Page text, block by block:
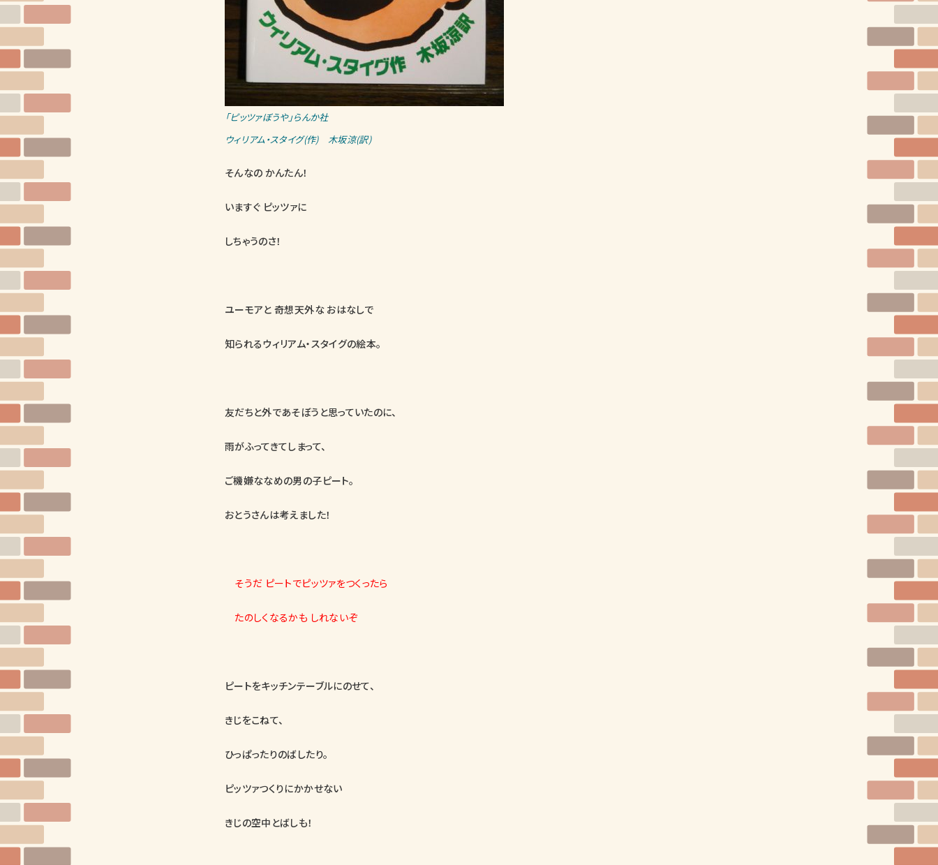
「ピッツァぼうや」らんか社
ウィリアム・スタイグ(作) 木坂涼(訳)
そんなの かんたん！
いますぐ ピッツァに
しちゃうのさ！
ユーモアと 奇想天外な おはなしで
知られるウィリアム・スタイグの絵本。
友だちと外であそぼうと思っていたのに、
雨がふってきてしまって、
ご機嫌ななめの男の子ピート。
おとうさんは考えました！
そうだ ピートでピッツァをつくったら
たのしくなるかも しれないぞ
ピートをキッチンテーブルにのせて、
きじをこねて、
ひっぱったりのばしたり。
ピッツァつくりにかかせない
きじの空中とばしも！